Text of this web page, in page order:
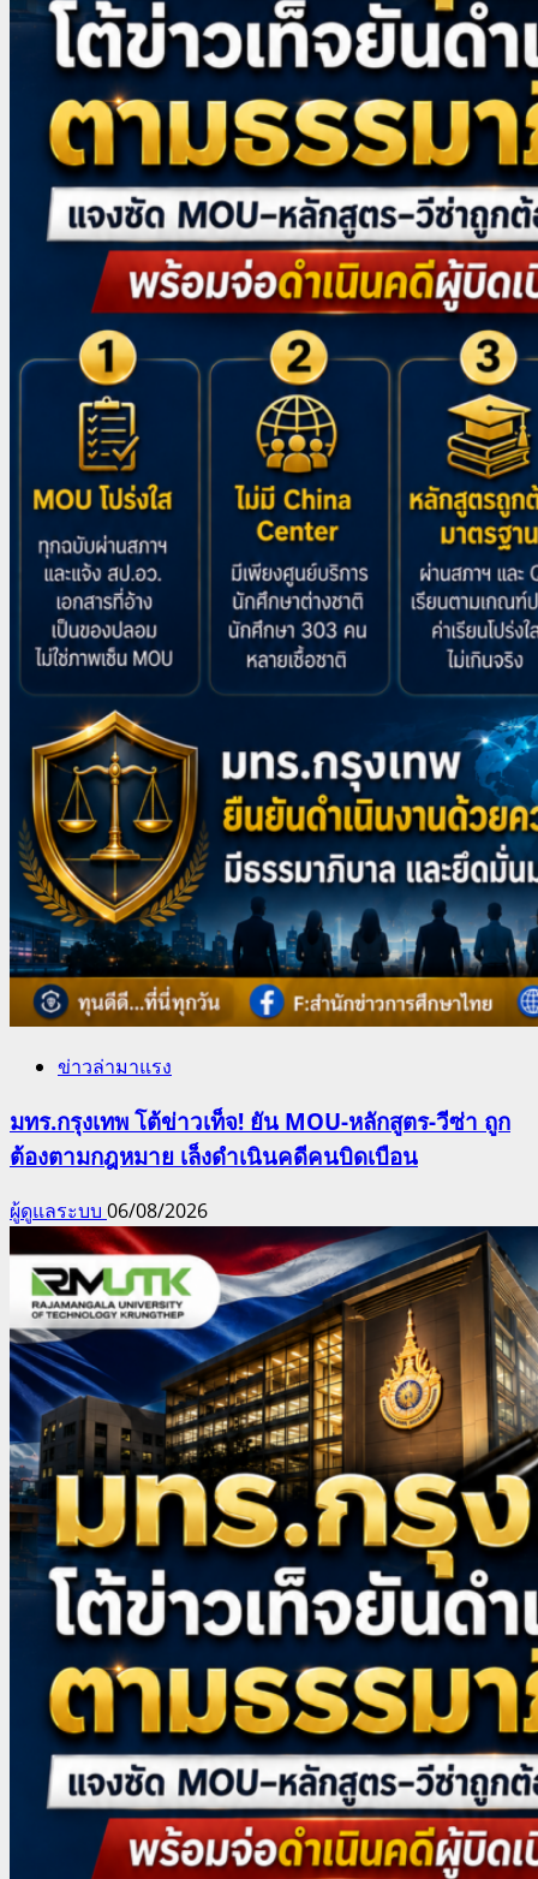
ข่าวล่ามาแรง
มทร.กรุงเทพ โต้ข่าวเท็จ! ยัน MOU-หลักสูตร-วีซ่า ถูก
ต้องตามกฎหมาย เล็งดำเนินคดีคนบิดเบือน
ผู้ดูแลระบบ 06/08/2026